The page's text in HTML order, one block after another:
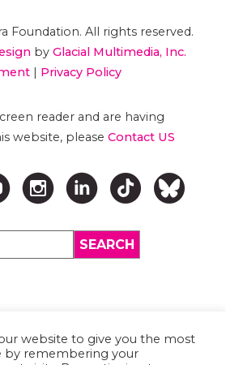
Foundation. All rights reserved.
by Glacial Multimedia, Inc.
| Privacy Policy
reader and are having
website, please Contact US
website to give you the most
by remembering your